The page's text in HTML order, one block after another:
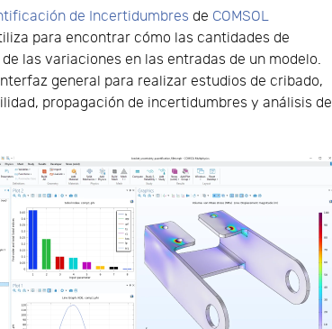
de Incertidumbres de COMSOL
para encontrar cómo las cantidades de
las variaciones en las entradas de un modelo.
general para realizar estudios de cribado,
propagación de incertidumbres y análisis de